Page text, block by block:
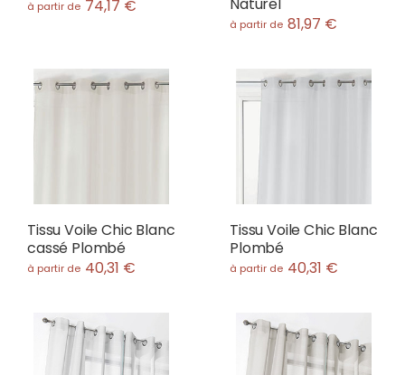
à partir de 74,17 €
à partir de 81,97 €
Tissu Voile Chic Blanc
cassé Plombé
à partir de 40,31 €
Tissu Voile Chic Blanc
Plombé
à partir de 40,31 €